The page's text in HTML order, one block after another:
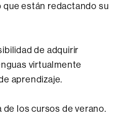
están redactando su
de adquirir
virtualmente
aprendizaje.
los cursos de verano.